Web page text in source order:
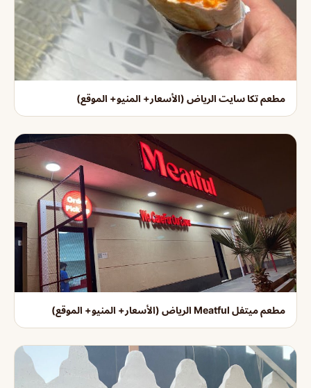
مطعم تكا سايت الرياض (الأسعار+ المنيو+ الموقع)
مطعم ميتفل Meatful الرياض (الأسعار+ المنيو+ الموقع)